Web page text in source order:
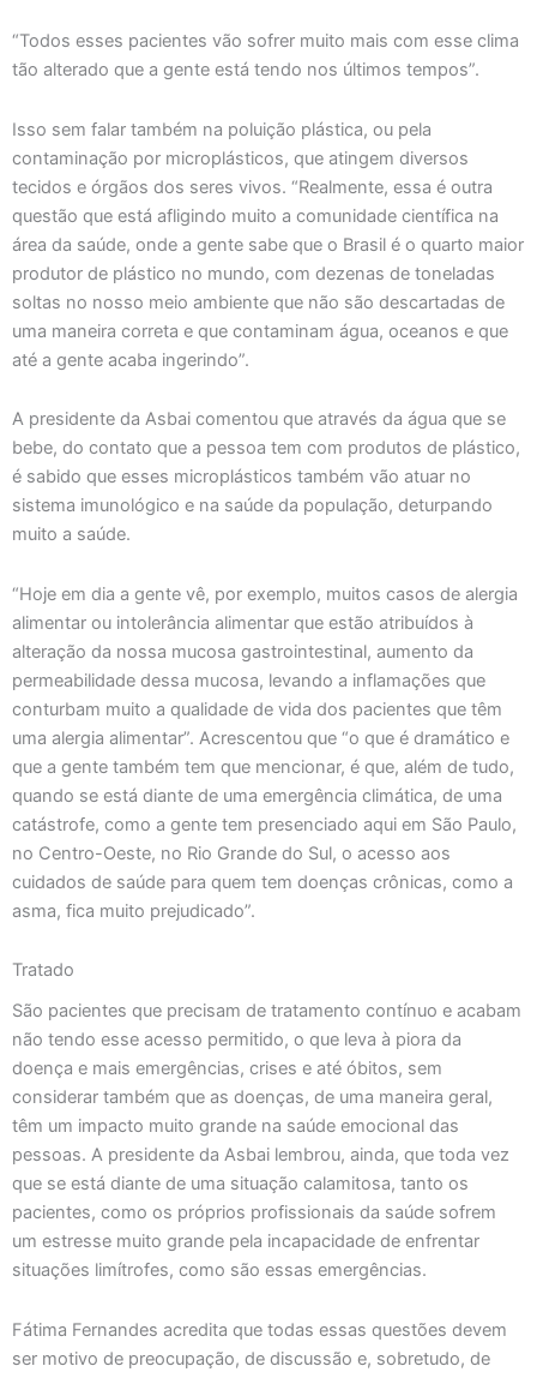
“Todos esses pacientes vão sofrer muito mais com esse clima
tão alterado que a gente está tendo nos últimos tempos”.
Isso sem falar também na poluição plástica, ou pela
contaminação por microplásticos, que atingem diversos
tecidos e órgãos dos seres vivos. “Realmente, essa é outra
questão que está afligindo muito a comunidade científica na
área da saúde, onde a gente sabe que o Brasil é o quarto maior
produtor de plástico no mundo, com dezenas de toneladas
soltas no nosso meio ambiente que não são descartadas de
uma maneira correta e que contaminam água, oceanos e que
até a gente acaba ingerindo”.
A presidente da Asbai comentou que através da água que se
bebe, do contato que a pessoa tem com produtos de plástico,
é sabido que esses microplásticos também vão atuar no
sistema imunológico e na saúde da população, deturpando
muito a saúde.
“Hoje em dia a gente vê, por exemplo, muitos casos de alergia
alimentar ou intolerância alimentar que estão atribuídos à
alteração da nossa mucosa gastrointestinal, aumento da
permeabilidade dessa mucosa, levando a inflamações que
conturbam muito a qualidade de vida dos pacientes que têm
uma alergia alimentar”. Acrescentou que “o que é dramático e
que a gente também tem que mencionar, é que, além de tudo,
quando se está diante de uma emergência climática, de uma
catástrofe, como a gente tem presenciado aqui em São Paulo,
no Centro-Oeste, no Rio Grande do Sul, o acesso aos
cuidados de saúde para quem tem doenças crônicas, como a
asma, fica muito prejudicado”.
Tratado
São pacientes que precisam de tratamento contínuo e acabam
não tendo esse acesso permitido, o que leva à piora da
doença e mais emergências, crises e até óbitos, sem
considerar também que as doenças, de uma maneira geral,
têm um impacto muito grande na saúde emocional das
pessoas. A presidente da Asbai lembrou, ainda, que toda vez
que se está diante de uma situação calamitosa, tanto os
pacientes, como os próprios profissionais da saúde sofrem
um estresse muito grande pela incapacidade de enfrentar
situações limítrofes, como são essas emergências.
Fátima Fernandes acredita que todas essas questões devem
ser motivo de preocupação, de discussão e, sobretudo, de